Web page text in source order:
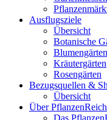
Ausflugsziele
Übersicht
Botanische
Blumengärten
Kräutergärten
Rosengärten
Bezugsquellen &
Übersicht
Über PflanzenReich
Das